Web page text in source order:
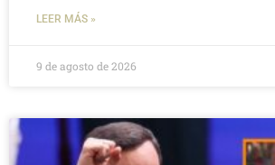
LEER MÁS »
9 de agosto de 2026